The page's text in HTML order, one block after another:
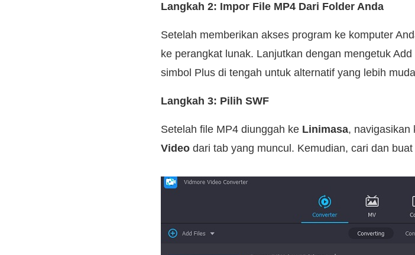
Langkah 2: Impor File MP4 Dari Folder Anda
Setelah memberikan akses program ke komputer
ke perangkat lunak. Lanjutkan dengan mengetuk
simbol Plus di tengah untuk alternatif yang lebih
Langkah 3: Pilih SWF
Setelah file MP4 diunggah ke Linimasa, navigasikan
Video dari tab yang muncul. Kemudian, cari dan